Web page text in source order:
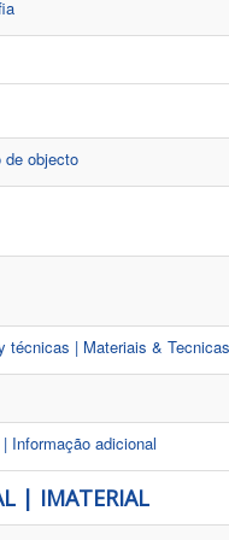
de objecto
técnicas | Materiais & Tecnicas
Informação adicional
| IMATERIAL